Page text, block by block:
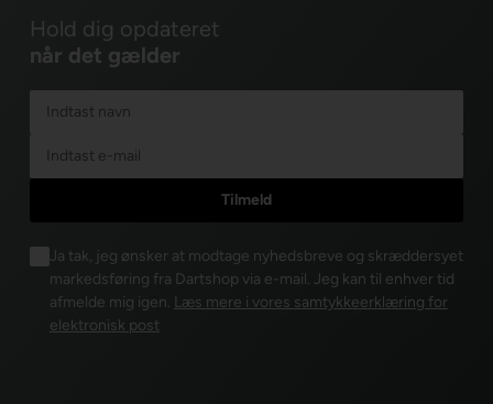
Hold dig opdateret
når det gælder
Ja tak, jeg ønsker at modtage nyhedsbreve og skræddersyet
markedsføring fra Dartshop via e-mail. Jeg kan til enhver tid
afmelde mig igen. Læs mere i vores samtykkeerklæring for
elektronisk post